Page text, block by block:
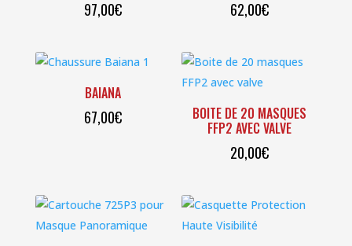
97,00€ 62,00€
BAIANA
67,00€ BOITE DE 20 MASQUES
FFP2 AVEC VALVE
20,00€